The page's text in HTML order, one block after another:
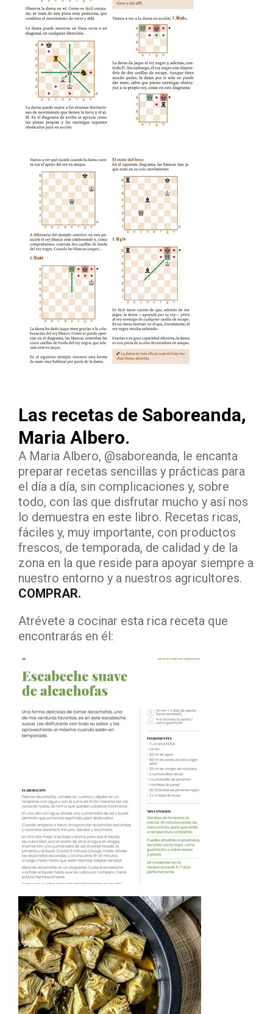
Las recetas de Saboreanda,
Maria Albero.
A Maria Albero, @saboreanda, le encanta
preparar recetas sencillas y prácticas para
el día a día, sin complicaciones y, sobre
todo, con las que disfrutar mucho y así nos
lo demuestra en este libro. Recetas ricas,
fáciles y, muy importante, con productos
frescos, de temporada, de calidad y de la
zona en la que reside para apoyar siempre a
nuestro entorno y a nuestros agricultores.
COMPRAR.
Atrévete a cocinar esta rica receta que
encontrarás en él: